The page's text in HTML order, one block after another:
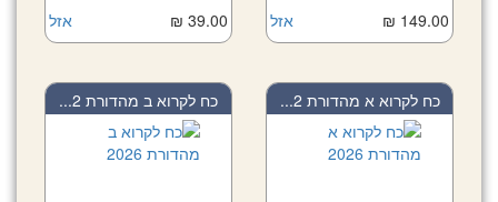
אזל 149.00 ₪ אזל 39.00 ₪
כח לקרוא א מהדורת 2... כח לקרוא ב מהדורת 2...